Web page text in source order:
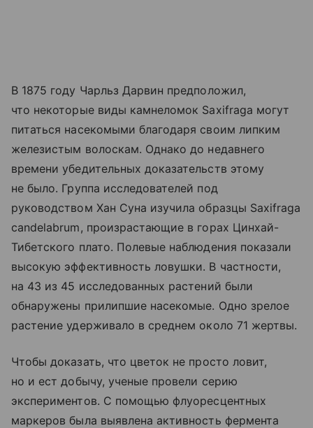
В 1875 году Чарльз Дарвин предположил,
что некоторые виды камнеломок Saxifraga могут
питаться насекомыми благодаря своим липким
железистым волоскам. Однако до недавнего
времени убедительных доказательств этому
не было. Группа исследователей под
руководством Хан Суна изучила образцы Saxifraga
candelabrum, произрастающие в горах Цинхай-
Тибетского плато. Полевые наблюдения показали
высокую эффективность ловушки. В частности,
на 43 из 45 исследованных растений были
обнаружены прилипшие насекомые. Одно зрелое
растение удерживало в среднем около 71 жертвы.
Чтобы доказать, что цветок не просто ловит,
но и ест добычу, ученые провели серию
экспериментов. С помощью флуоресцентных
маркеров была выявлена активность фермента